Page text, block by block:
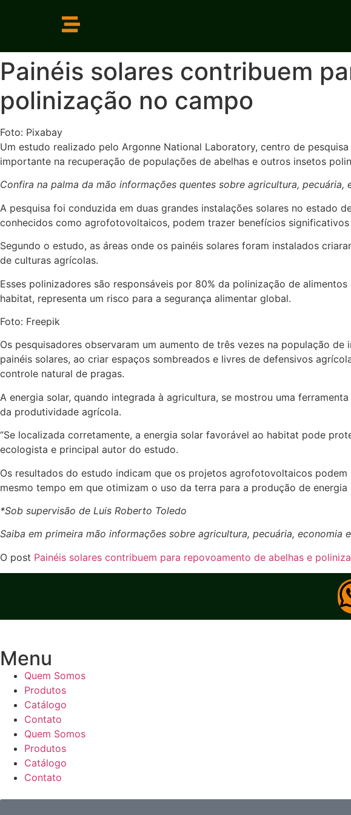
Painéis solares contribuem
polinização no campo
Foto: Pixabay
Um estudo realizado pelo Argonne National Laboratory, centro de
importante na recuperação de populações de abelhas e outros insetos
Confira na palma da mão informações quentes sobre agricultura,
A pesquisa foi conduzida em duas grandes instalações solares no estado
conhecidos como agrofotovoltaicos, podem trazer benefícios
Segundo o estudo, as áreas onde os painéis solares foram instalados
de culturas agrícolas.
Esses polinizadores são responsáveis por 80% da polinização de
habitat, representa um risco para a segurança alimentar global.
Foto: Freepik
Os pesquisadores observaram um aumento de três vezes na população
painéis solares, ao criar espaços sombreados e livres de defensivos
controle natural de pragas.
A energia solar, quando integrada à agricultura, se mostrou uma
da produtividade agrícola.
“Se localizada corretamente, a energia solar favorável ao habitat pode
ecologista e principal autor do estudo.
Os resultados do estudo indicam que os projetos agrofotovoltaicos
mesmo tempo em que otimizam o uso da terra para a produção de energia
*Sob supervisão de Luis Roberto Toledo
Saiba em primeira mão informações sobre agricultura, pecuária, economia
O post Painéis solares contribuem para repovoamento de abelhas e
Menu
Quem Somos
Produtos
Catálogo
Contato
Quem Somos
Produtos
Catálogo
Contato